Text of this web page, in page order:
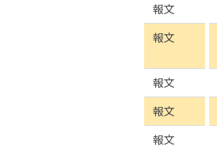
報文
報文
報文
報文
報文